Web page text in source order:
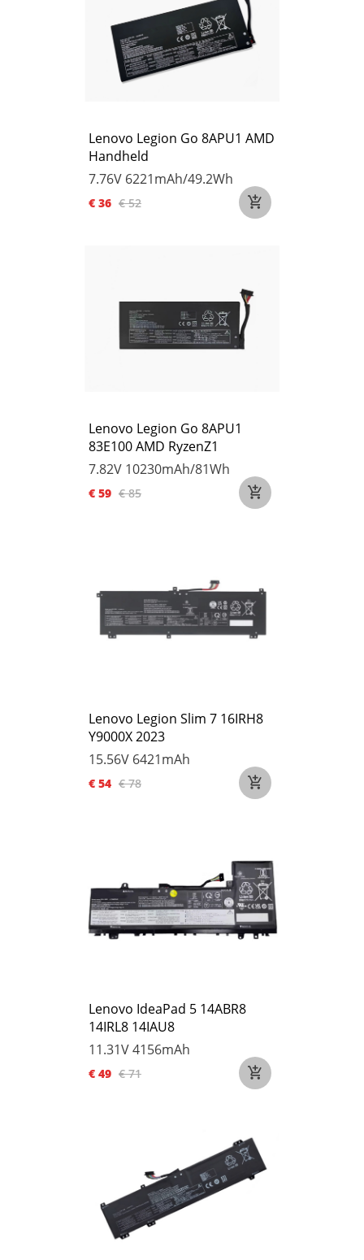
Lenovo Legion Go 8APU1 AMD
Handheld
7.76V 6221mAh/49.2Wh
€ 36 € 52
Lenovo Legion Go 8APU1
83E100 AMD RyzenZ1
7.82V 10230mAh/81Wh
€ 59 € 85
Lenovo Legion Slim 7 16IRH8
Y9000X 2023
15.56V 6421mAh
€ 54 € 78
Lenovo IdeaPad 5 14ABR8
14IRL8 14IAU8
11.31V4156mAh
€ 49 € 71